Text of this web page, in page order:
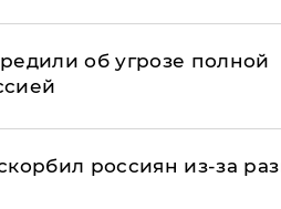
об угрозе полной
россиян из-за